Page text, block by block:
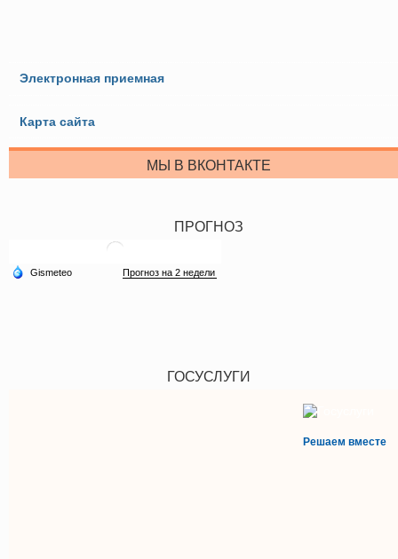
Электронная приемная
Карта сайта
МЫ В ВКОНТАКТЕ
ПРОГНОЗ
ГОСУСЛУГИ
Решаем вместе